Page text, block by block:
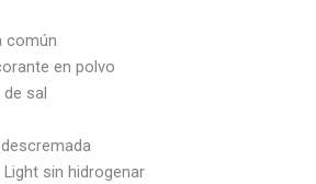
común
en polvo
sal
sin hidrogenar